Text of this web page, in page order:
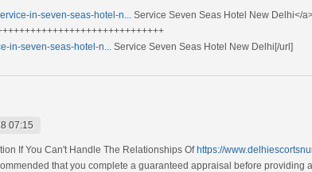
in-seven-seas-hotel-n...
Service Seven Seas Hotel New Delhi</
in-seven-seas-hotel-n... Service Seven Seas Hotel New Delhi[/url]
07:15
If You Can't Handle The Relationships Ofhttps://
that you complete a guaranteed appraisal before providing